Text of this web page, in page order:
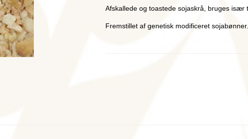
Afskallede og toastede sojaskrå, bruges især
Fremstillet af genetisk modificeret sojabønner.